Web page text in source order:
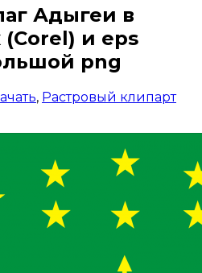
Адыгеи в
и eps
png
, Растровый клипарт